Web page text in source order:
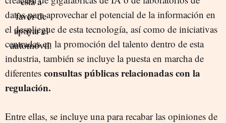
datos para aprovechar el potencial de la información en
el despliegue de esta tecnología, así como de iniciativas
centradas en la promoción del talento dentro de esta
industria, también se incluye la puesta en marcha de
diferentes consultas públicas relacionadas con la
regulación.
Entre ellas, se incluye una para recabar las opiniones de